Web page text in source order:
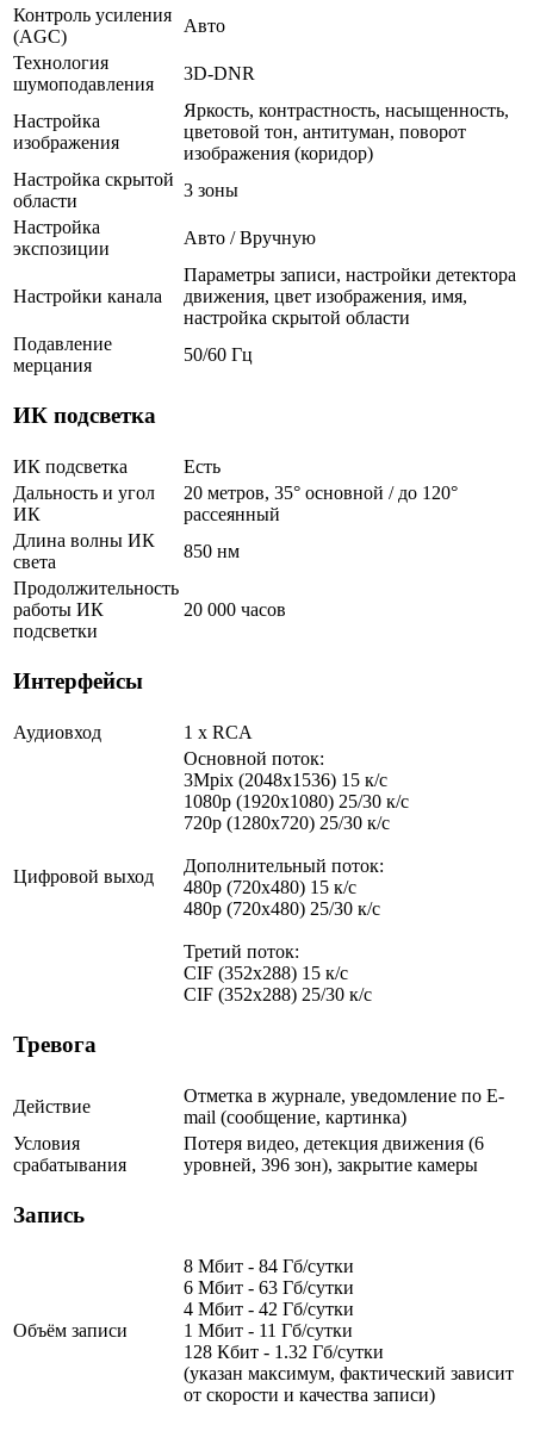
Контроль усиления
(AGC)
Авто
Технология
шумоподавления
3D-DNR
Настройка
изображения
Яркость, контрастность, насыщенность,
цветовой тон, антитуман, поворот
изображения (коридор)
Настройка скрытой
области
3 зоны
Настройка
экспозиции
Авто / Вручную
Настройки канала
Параметры записи, настройки детектора
движения, цвет изображения, имя,
настройка скрытой области
Подавление
мерцания
50/60 Гц
ИК подсветка
ИК подсветка
Есть
Дальность и угол
ИК
20 метров, 35° основной / до 120°
рассеянный
Длина волны ИК
света
850 нм
Продолжительность
работы ИК
подсветки
20 000 часов
Интерфейсы
Аудиовход 1 х RCA
Цифровой выход
Основной поток:
3Mpix (2048x1536) 15 к/с
1080p (1920x1080) 25/30 к/с
720p (1280x720) 25/30 к/с
Дополнительный поток:
480p (720x480) 15 к/с
480p (720x480) 25/30 к/с
Третий поток:
CIF (352x288) 15 к/с
CIF (352x288) 25/30 к/с
Тревога
Действие
Отметка в журнале, уведомление по E-
mail (сообщение, картинка)
Условия
срабатывания
Потеря видео, детекция движения (6
уровней, 396 зон), закрытие камеры
Запись
Объём записи
8 Мбит - 84 Гб/сутки
6 Мбит - 63 Гб/сутки
4 Мбит - 42 Гб/сутки
1 Мбит - 11 Гб/сутки
128 Кбит - 1.32 Гб/сутки
(указан максимум, фактический зависит
от скорости и качества записи)